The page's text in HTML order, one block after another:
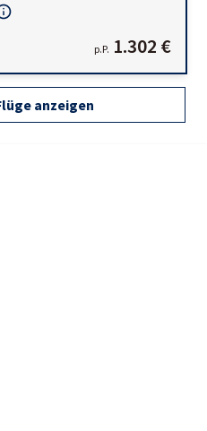
p.P. 1.302 €
anzeigen